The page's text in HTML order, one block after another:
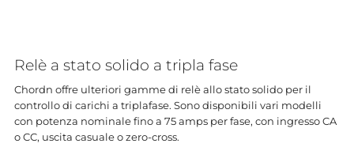
Relè a stato solido a tripla fase
Chordn offre ulteriori gamme di relè allo stato solido per il
controllo di carichi a triplafase. Sono disponibili vari modelli
con potenza nominale fino a 75 amps per fase, con ingresso CA
o CC, uscita casuale o zero-cross.